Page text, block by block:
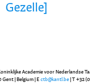
Gezelle]
Academie voor Nederlandse
| Belgium | Ectb@kantl.be | T +32